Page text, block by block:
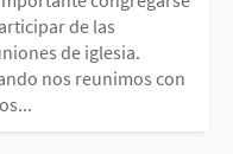
en el
y lo
i
reuniones
nos
de las
de iglesia.
nos reunimos con